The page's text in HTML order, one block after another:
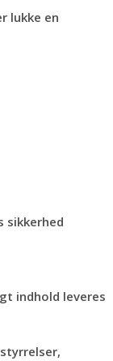
lukke en
sikkerhed
indhold leveres